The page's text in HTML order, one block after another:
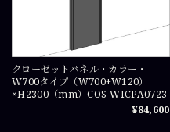
クローゼットパネル・カラー・
W700タイプ（W700+W120）
×H2300（mm）COS-WICPA0723
¥84,600